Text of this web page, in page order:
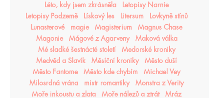
Léto, kdy jsem zkrásněla
Letopisy Narnie
Letopisy Podzemě
Lískový les Litersum
Lovkyně stínů
Lunasterové
magie Magisterium
Magnus Chase
Magonie
Mágové z Agarveny
Maková válka
Mé sladké šestnácté století
Medorské kroniky
Medvěd a Slavík
Měsíční kroniky
Město duší
Město Fantome
Město kde chybím
Michael Vey
Milosrdná vrána
mistr romantiky
Monstra z Verity
Moře inkoustu a zlata
Moře nálezů a ztrát
Mráz